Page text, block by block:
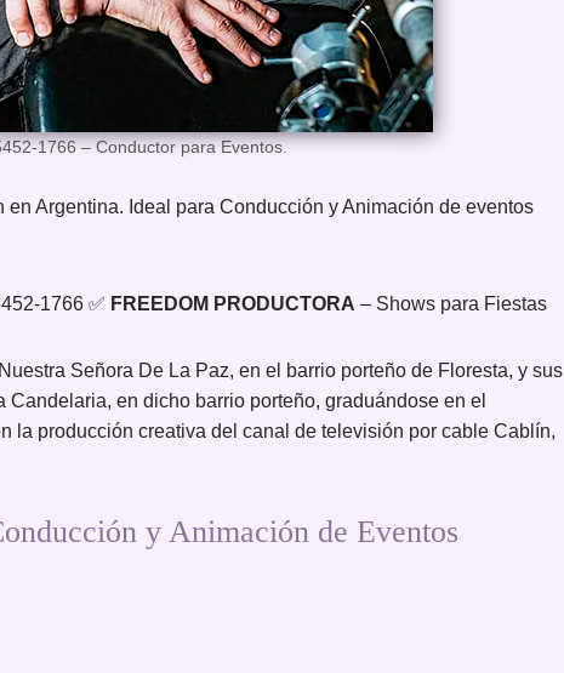
1766 – Conductor para Eventos.
Argentina. Ideal para Conducción y Animación de eventos
1766 ✅ FREEDOM PRODUCTORA – Shows para Fiestas
Señora De La Paz, en el barrio porteño de Floresta, y sus
en dicho barrio porteño, graduándose en el
la producción creativa del canal de televisión por cable Cablín,
y Animación de Eventos